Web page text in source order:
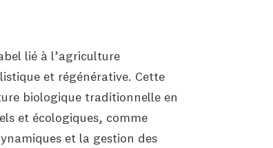
lié à l’agriculture
et régénérative. Cette
biologique traditionnelle en
et écologiques, comme
et la gestion des